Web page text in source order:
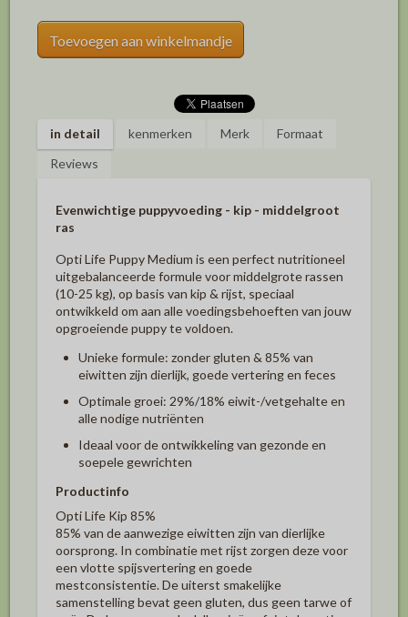
Toevoegen aan winkelmandje
in detail kenmerken Merk
Formaat
Reviews
Evenwichtige puppyvoeding - kip - middelgroot
ras
Opti Life Puppy Medium is een perfect nutritioneel
uitgebalanceerde formule voor middelgrote rassen
(10-25 kg), op basis van kip & rijst, speciaal
ontwikkeld om aan alle voedingsbehoeften van jouw
opgroeiende puppy te voldoen.
Unieke formule: zonder gluten & 85% van
eiwitten zijn dierlijk, goede vertering en feces
Optimale groei: 29%/18% eiwit-/vetgehalte en
alle nodige nutriënten
Ideaal voor de ontwikkeling van gezonde en
soepele gewrichten
Productinfo
Opti Life Kip 85%
85% van de aanwezige eiwitten zijn van dierlijke
oorsprong. In combinatie met rijst zorgen deze voor
een vlotte spijsvertering en goede
mestconsistentie. De uiterst smakelijke
samenstelling bevat geen gluten, dus geen tarwe of